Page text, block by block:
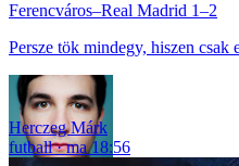
Ferencváros–Real Madrid 1–2
Persze tök mindegy, hiszen csak
Herczeg Márk
futball
ma 18:56